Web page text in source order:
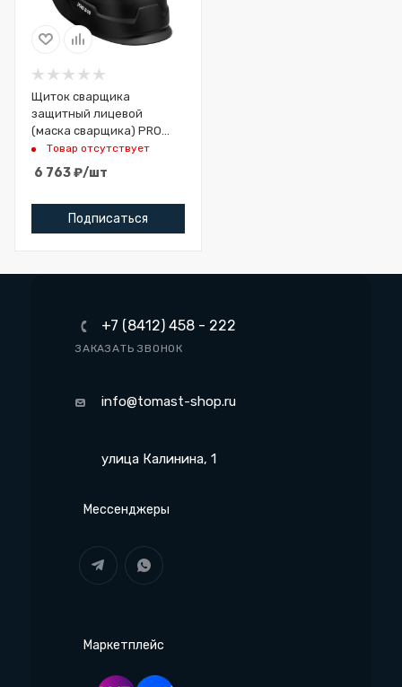
Щиток сварщика
защитный лицевой
(маска сварщика) PRO
B40Товар отсутствует
6 763₽/шт
Подписаться
+7 (8412) 458 - 222
ЗАКАЗАТЬ ЗВОНОК
info@tomast-shop.ru
улица Калинина, 1
Мессенджеры
Маркетплейс